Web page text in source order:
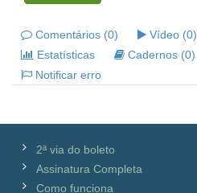
Comentários (0) Vídeo (0)
Estatísticas
Cadernos (0)
Notificar erro
2ª via do boleto
Assinatura Completa
Como funciona